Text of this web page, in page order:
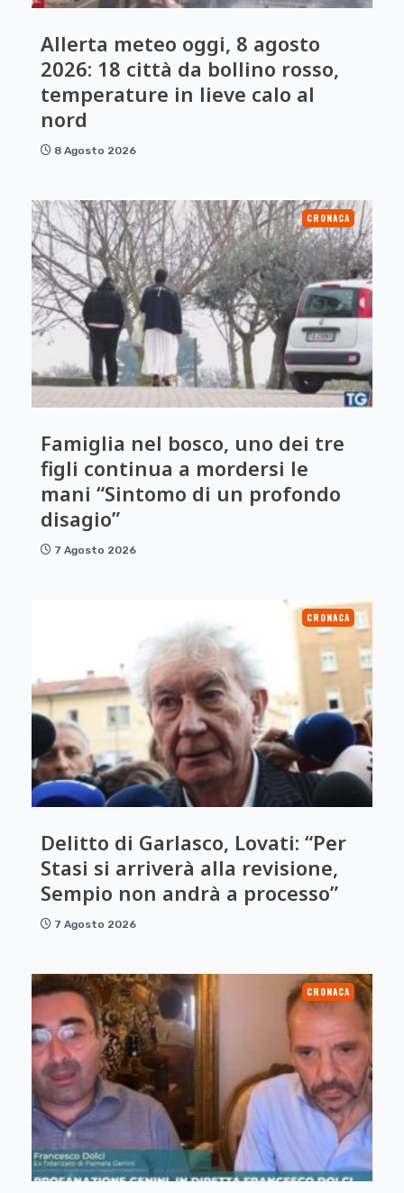
Allerta meteo oggi, 8 agosto
2026: 18 città da bollino rosso,
temperature in lieve calo al
nord
8 Agosto 2026
CRONACA
Famiglia nel bosco, uno dei tre
figli continua a mordersi le
mani “Sintomo di un profondo
disagio”
7 Agosto 2026
CRONACA
Delitto di Garlasco, Lovati: “Per
Stasi si arriverà alla revisione,
Sempio non andrà a processo”
7 Agosto 2026
CRONACA